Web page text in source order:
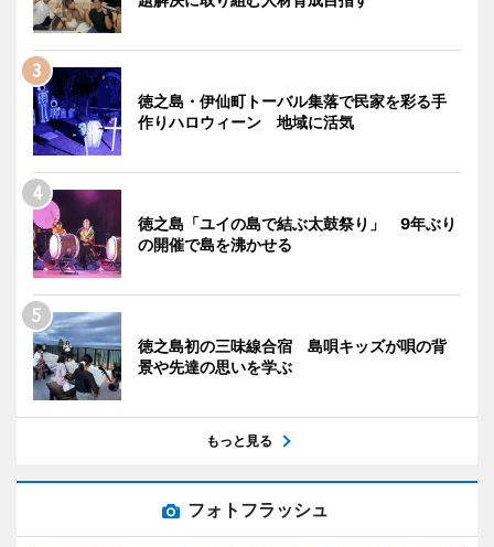
徳之島・伊仙町トーバル集落で民家を彩る手
作りハロウィーン 地域に活気
徳之島「ユイの島で結ぶ太鼓祭り」 9年ぶり
の開催で島を沸かせる
徳之島初の三味線合宿 島唄キッズが唄の背
景や先達の思いを学ぶ
もっと見る
フォトフラッシュ